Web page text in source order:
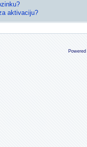
aktivaciju?